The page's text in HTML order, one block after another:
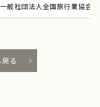
一般社団法人全国旅行業協会
る